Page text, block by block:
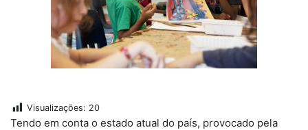
Visualizações: 20
Tendo em conta o estado atual do país, provocado pela